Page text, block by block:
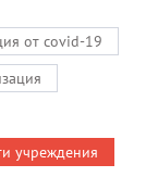
от covid-19
учреждения